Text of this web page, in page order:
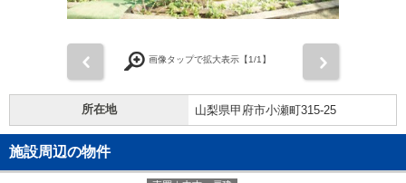
画像タップで拡大表示【1/1】
所在地 山梨県甲府市小瀬町315-25
施設周辺の物件